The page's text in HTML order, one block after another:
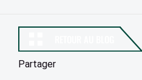
Partager